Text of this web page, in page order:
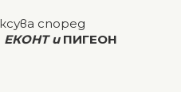
според
ЕКОНТ и ПИГЕОН